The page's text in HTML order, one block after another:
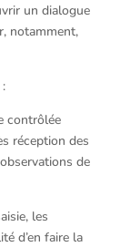
un dialogue
notamment,
contrôlée
réception des
de
les
d’en faire la